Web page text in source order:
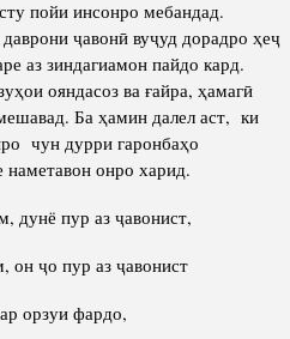
пойи инсонро мебандад.
ҷавонӣ вуҷуд дорадро ҳеҷ
аз зиндагиамон пайдо кард.
ояндасоз ва ғайра, ҳамагӣ
Ба ҳамин далел аст, ки
чун дурри гаронбаҳо
онро харид.
пур аз ҷавонист,
ҷо пур аз ҷавонист
фардо,